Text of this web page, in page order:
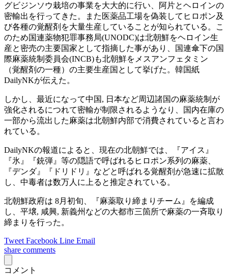
グビジンソウ栽培の事業を大大的に行い、阿片とヘロインの
密輸出を行ってきた。また医薬品工場を偽装してヒロポン及
び各種の覚醒剤を大量生産していることが知られている。こ
のため国連薬物犯罪事務局(UNODC)は北朝鮮をヘロイン生
産と密売の主要国家として指摘した事があり、国連傘下の国
際麻薬統制委員会(INCB)も北朝鮮をメスアンフェタミン
（覚醒剤の一種）の主要生産国として挙げた。韓国紙
DailyNKが伝えた。
しかし、最近になって中国, 日本など周辺諸国の麻薬統制が
強化されるにつれて密輸が制限されるようなり、国内在庫の
一部から流出した麻薬は北朝鮮内部で消費されていると言わ
れている。
DailyNKの報道によると、現在の北朝鮮では、『アイス』
『氷』『銃弾』等の隠語で呼ばれるヒロポン系列の麻薬、
『デンダ』『ドリドリ』などと呼ばれる覚醒剤が急速に拡散
し、中毒者は数万人に上ると推定されている。
北朝鮮政府は 8月初旬、『麻薬取り締まりチーム』を編成
し、平壌, 咸興, 新義州などの大都市三箇所で麻薬の一斉取り
締まりを行った。
Tweet Facebook Line Email
share comments
コメント